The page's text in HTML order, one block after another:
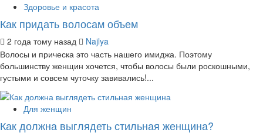
Здоровье и красота
Как придать волосам объем
2 года тому назад
Najlya
Волосы и прическа это часть нашего имиджа. Поэтому
большинству женщин хочется, чтобы волосы были роскошными,
густыми и совсем чуточку завивались!...
Для женщин
Как должна выглядеть стильная женщина?